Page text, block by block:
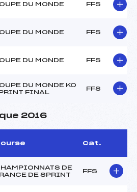
DU MONDE FFS
DU MONDE FFS
DU MONDE FFS
DU MONDE KO
FINAL
FFS
2016
Cat.
DE
DE SPRINT
FFS